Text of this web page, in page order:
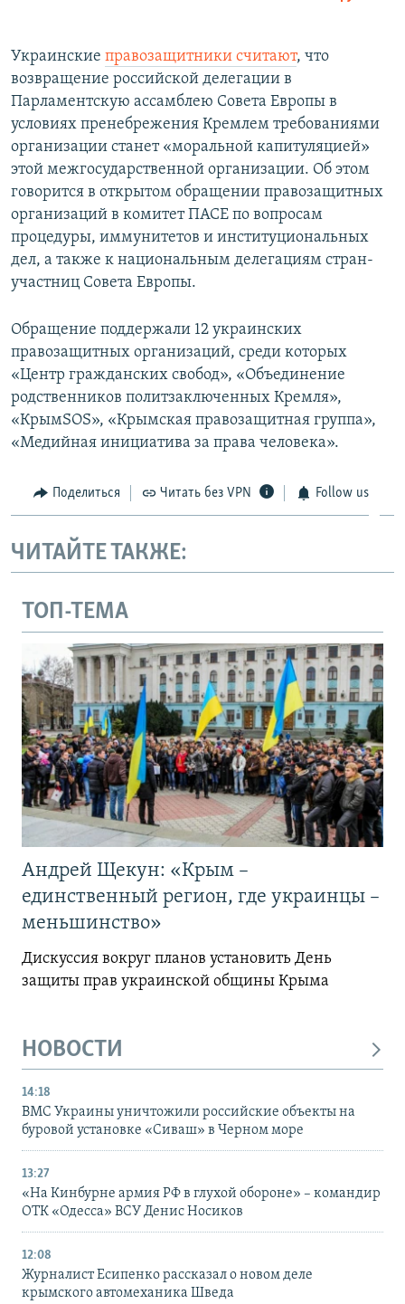
Украинские правозащитники считают, что
возвращение российской делегации в
Парламентскую ассамблею Совета Европы в
условиях пренебрежения Кремлем требованиями
организации станет «моральной капитуляцией»
этой межгосударственной организации. Об этом
говорится в открытом обращении правозащитных
организаций в комитет ПАСЕ по вопросам
процедуры, иммунитетов и институциональных
дел, а также к национальным делегациям стран-
участниц Совета Европы.
Обращение поддержали 12 украинских
правозащитных организаций, среди которых
«Центр гражданских свобод», «Объединение
родственников политзаключенных Кремля»,
«КрымSOS», «Крымская правозащитная группа»,
«Медийная инициатива за права человека».
Поделиться Читать без VPN Follow us
ЧИТАЙТЕ ТАКЖЕ:
ТОП-ТЕМА
Андрей Щекун: «Крым –
единственный регион, где украинцы –
меньшинство»
Дискуссия вокруг планов установить День
защиты прав украинской общины Крыма
НОВОСТИ
14:18
ВМС Украины уничтожили российские объекты на
буровой установке «Сиваш» в Черном море
13:27
«На Кинбурне армия РФ в глухой обороне» – командир
ОТК «Одесса» ВСУ Денис Носиков
12:08
Журналист Есипенко рассказал о новом деле
крымского автомеханика Шведа